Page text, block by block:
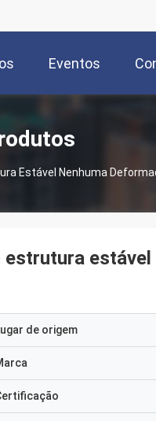
Eventos
Estável Nenhuma
estável
de origem